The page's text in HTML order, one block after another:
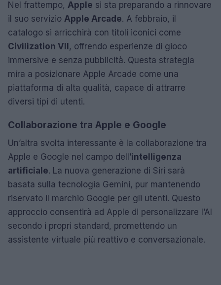
Nel frattempo, Apple si sta preparando a rinnovare
il suo servizio Apple Arcade. A febbraio, il
catalogo si arricchirà con titoli iconici come
Civilization VII, offrendo esperienze di gioco
immersive e senza pubblicità. Questa strategia
mira a posizionare Apple Arcade come una
piattaforma di alta qualità, capace di attrarre
diversi tipi di utenti.
Collaborazione tra Apple e Google
Un’altra svolta interessante è la collaborazione tra
Apple e Google nel campo dell’intelligenza
artificiale. La nuova generazione di Siri sarà
basata sulla tecnologia Gemini, pur mantenendo
riservato il marchio Google per gli utenti. Questo
approccio consentirà ad Apple di personalizzare l’AI
secondo i propri standard, promettendo un
assistente virtuale più reattivo e conversazionale.